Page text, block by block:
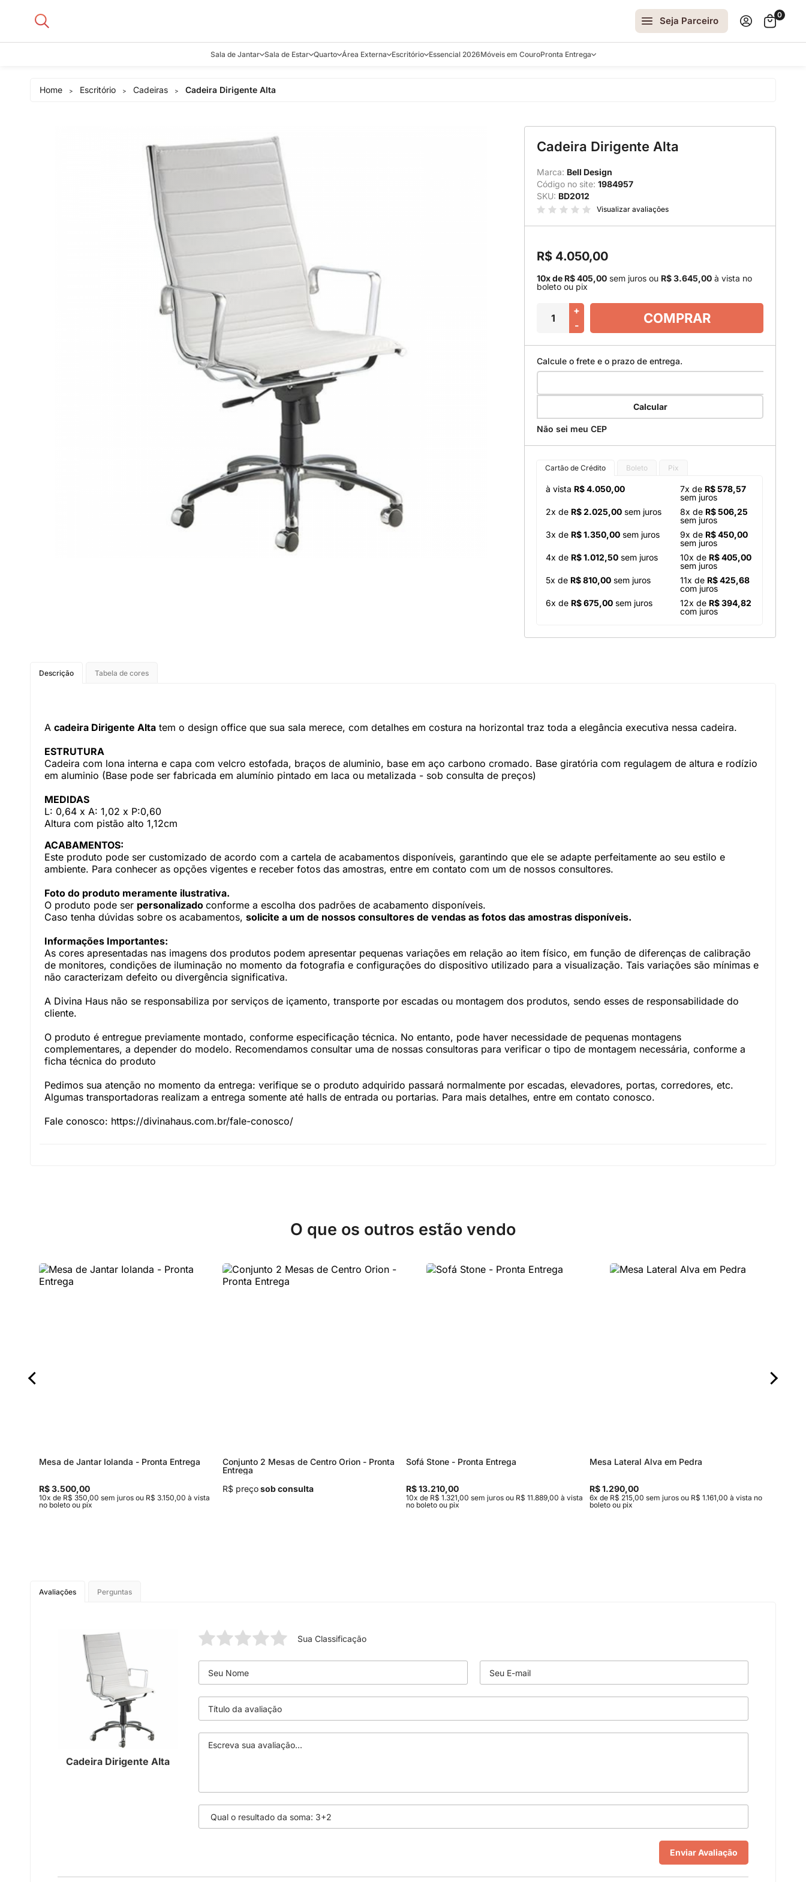
Seja Parceiro
0
Sala de Jantar
Carrinhos de Bar, Chá e
Adegas
Mesas de Jantar
Sala de Estar
Mesas Laterais e de Apoio
Poltronas
Racks e Sofá Table
Puffs e Bancos
Sofás
Sofás Curvos e Orgânicos
Sofás Elétricos
Sofás Fixos e Ilha
Sofás Retráteis
Quarto Área Externa Escritório Essencial 2026Móveis em CouroPronta Entrega
Decoração e Espelhos
Mesas de Apoio e Laterais
Mesas de Centro
Mesas de Jantar
Móveis Soltos
Home > Escritório > Cadeiras > Cadeira Dirigente Alta
Cadeira Dirigente Alta
Marca: Bell Design
Código no site: 1984957
SKU: BD2012
Visualizar avaliações
R$ 4.050,00
10x de R$ 405,00 sem juros ou R$ 3.645,00 à vista no
boleto ou pix
+
-
COMPRAR
Calcule o frete e o prazo de entrega.
Calcular
Não sei meu CEP
Cartão de Crédito Boleto Pix
à vista R$ 4.050,00
2x de R$ 2.025,00 sem juros
3x de R$ 1.350,00 sem juros
4x de R$ 1.012,50 sem juros
5x de R$ 810,00 sem juros
6x de R$ 675,00 sem juros
7x de R$ 578,57
sem juros
8x de R$ 506,25
sem juros
9x de R$ 450,00
sem juros
10x de R$ 405,00
sem juros
11x de R$ 425,68
com juros
12x de R$ 394,82
com juros
Descrição Tabela de cores
A cadeira Dirigente Alta tem o design office que sua sala merece, com detalhes em costura na horizontal traz toda a elegância executiva nessa cadeira.
ESTRUTURA
Cadeira com lona interna e capa com velcro estofada, braços de aluminio, base em aço carbono cromado. Base giratória com regulagem de altura e rodízio
em aluminio (Base pode ser fabricada em alumínio pintado em laca ou metalizada - sob consulta de preços)
MEDIDAS
L: 0,64 x A: 1,02 x P:0,60
Altura com pistão alto 1,12cm
ACABAMENTOS:
Este produto pode ser customizado de acordo com a cartela de acabamentos disponíveis, garantindo que ele se adapte perfeitamente ao seu estilo e
ambiente. Para conhecer as opções vigentes e receber fotos das amostras, entre em contato com um de nossos consultores.
Foto do produto meramente ilustrativa.
O produto pode ser personalizado conforme a escolha dos padrões de acabamento disponíveis.
Caso tenha dúvidas sobre os acabamentos, solicite a um de nossos consultores de vendas as fotos das amostras disponíveis.
Informações Importantes:
As cores apresentadas nas imagens dos produtos podem apresentar pequenas variações em relação ao item físico, em função de diferenças de calibração
de monitores, condições de iluminação no momento da fotografia e configurações do dispositivo utilizado para a visualização. Tais variações são mínimas e
não caracterizam defeito ou divergência significativa.
A Divina Haus não se responsabiliza por serviços de içamento, transporte por escadas ou montagem dos produtos, sendo esses de responsabilidade do
cliente.
O produto é entregue previamente montado, conforme especificação técnica. No entanto, pode haver necessidade de pequenas montagens
complementares, a depender do modelo. Recomendamos consultar uma de nossas consultoras para verificar o tipo de montagem necessária, conforme a
ficha técnica do produto
Pedimos sua atenção no momento da entrega: verifique se o produto adquirido passará normalmente por escadas, elevadores, portas, corredores, etc.
Algumas transportadoras realizam a entrega somente até halls de entrada ou portarias. Para mais detalhes, entre em contato conosco.
Fale conosco: https://divinahaus.com.br/fale-conosco/
O que os outros estão vendo
Mesa de Jantar Iolanda - Pronta Entrega
R$ 3.500,00
10x de R$ 350,00 sem juros ou R$ 3.150,00 à vista
no boleto ou pix
Conjunto 2 Mesas de Centro Orion - Pronta
Entrega
R$ preçosob consulta
Sofá Stone - Pronta Entrega
R$ 13.210,00
10x de R$ 1.321,00 sem juros ou R$ 11.889,00 à vista
no boleto ou pix
Mesa Lateral Alva em Pedra
R$ 1.290,00
6x de R$ 215,00 sem juros ou R$ 1.161,00 à vista no
boleto ou pix
Avaliações Perguntas
Cadeira Dirigente Alta
Sua Classificação